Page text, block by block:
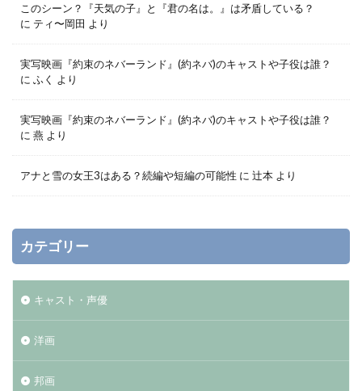
このシーン？『天気の子』と『君の名は。』は矛盾している？
に ティ〜岡田 より
実写映画『約束のネバーランド』(約ネバ)のキャストや子役は誰？
に ふく より
実写映画『約束のネバーランド』(約ネバ)のキャストや子役は誰？
に 燕 より
アナと雪の女王3はある？続編や短編の可能性 に 辻本 より
カテゴリー
キャスト・声優
洋画
邦画